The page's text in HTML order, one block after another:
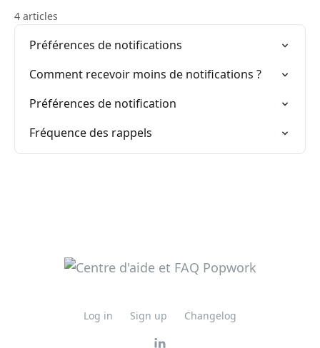
4 articles
Préférences de notifications
Comment recevoir moins de notifications ?
Préférences de notification
Fréquence des rappels
Log in Sign up Changelog